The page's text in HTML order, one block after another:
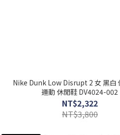
Nike Dunk Low Disrupt 2 女 黑白
運動 休閒鞋 DV4024-002
NT$2,322
NT$3,800